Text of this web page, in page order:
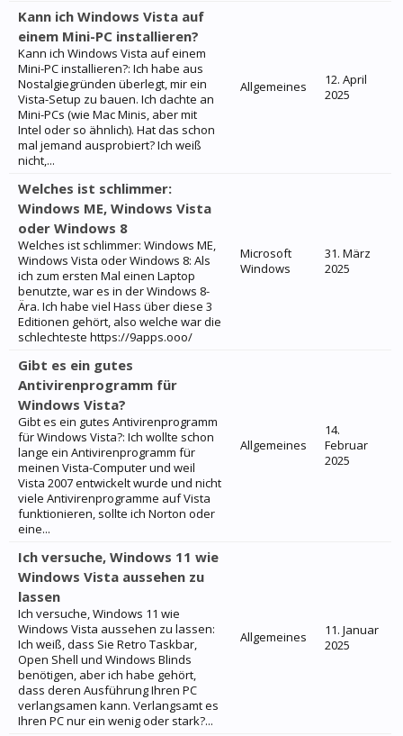
Kann ich Windows Vista auf
einem Mini-PC installieren?
Kann ich Windows Vista auf einem
Mini-PC installieren?: Ich habe aus
Nostalgiegründen überlegt, mir ein
Vista-Setup zu bauen. Ich dachte an
Mini-PCs (wie Mac Minis, aber mit
Intel oder so ähnlich). Hat das schon
mal jemand ausprobiert? Ich weiß
nicht,...
Allgemeines
12. April
2025
Welches ist schlimmer:
Windows ME, Windows Vista
oder Windows 8
Welches ist schlimmer: Windows ME,
Windows Vista oder Windows 8: Als
ich zum ersten Mal einen Laptop
benutzte, war es in der Windows 8-
Ära. Ich habe viel Hass über diese 3
Editionen gehört, also welche war die
schlechteste https://9apps.ooo/
Microsoft
Windows
31. März
2025
Gibt es ein gutes
Antivirenprogramm für
Windows Vista?
Gibt es ein gutes Antivirenprogramm
für Windows Vista?: Ich wollte schon
lange ein Antivirenprogramm für
meinen Vista-Computer und weil
Vista 2007 entwickelt wurde und nicht
viele Antivirenprogramme auf Vista
funktionieren, sollte ich Norton oder
eine...
Allgemeines
14.
Februar
2025
Ich versuche, Windows 11 wie
Windows Vista aussehen zu
lassen
Ich versuche, Windows 11 wie
Windows Vista aussehen zu lassen:
Ich weiß, dass Sie Retro Taskbar,
Open Shell und Windows Blinds
benötigen, aber ich habe gehört,
dass deren Ausführung Ihren PC
verlangsamen kann. Verlangsamt es
Ihren PC nur ein wenig oder stark?...
Allgemeines
11. Januar
2025